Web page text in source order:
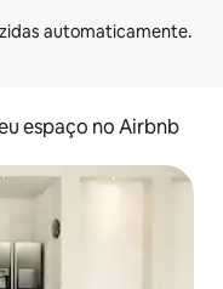
espaço no Airbnb